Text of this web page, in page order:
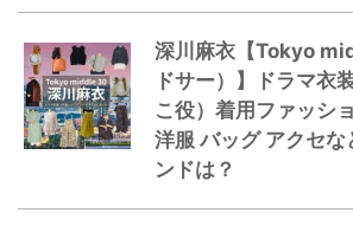
深川麻衣【Tokyo
ドサー）】ドラマ衣
こ役）着用ファッシ
洋服 バッグ アクセな
ンドは？